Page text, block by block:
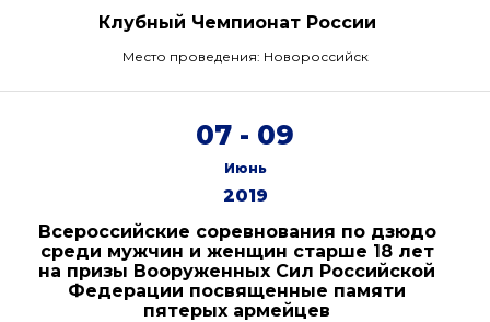
Клубный Чемпионат России
Место проведения: Новороссийск
07 - 09
Июнь
2019
Всероссийские соревнования по дзюдо
среди мужчин и женщин старше 18 лет
на призы Вооруженных Сил Российской
Федерации посвященные памяти
пятерых армейцев